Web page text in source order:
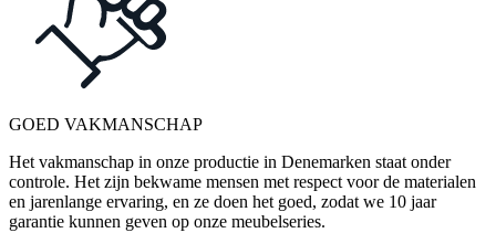
GOED VAKMANSCHAP
Het vakmanschap in onze productie in Denemarken staat onder
controle. Het zijn bekwame mensen met respect voor de materialen
en jarenlange ervaring, en ze doen het goed, zodat we 10 jaar
garantie kunnen geven op onze meubelseries.